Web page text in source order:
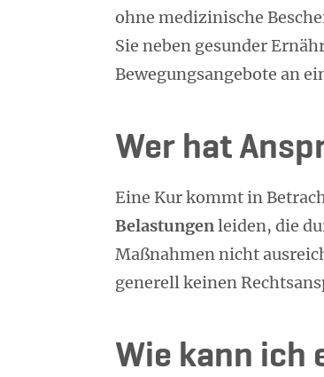
ohne medizinische
Sie neben gesunder
Bewegungsangebote an
Wer hat
Eine Kur kommt in
Belastungenleiden, die
Maßnahmen nicht
generell keinen
Wie kann ich